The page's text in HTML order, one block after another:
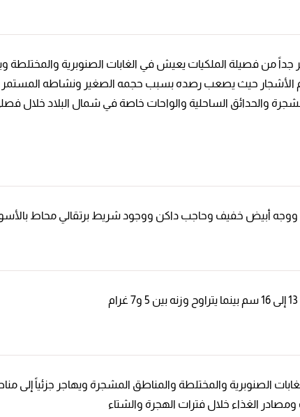
من فصيلة الملكيات يعيش في الغابات الصنوبرية والمختلطة
حيث يصعب رصده بسبب حجمه الصغير ونشاطه المستمر ويعد
والحدائق الساحلية والواحات خاصة في شمال البلاد خلال
ووجه أبيض خفيف وحاجب داكن ووجود شريط برتقالي محاط
الصنوبرية والمختلطة والمناطق المشجرة ويهاجر جزئياً إلى
ومصادر الغذاء خلال فترات الهجرة والشتاء